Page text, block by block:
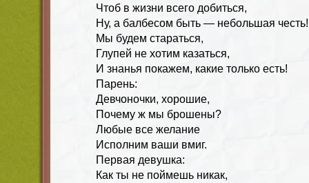
Чтоб в жизни всего добиться,
Ну, а балбесом быть — небольшая честь!
Мы будем стараться,
Глупей не хотим казаться,
И знанья покажем, какие только есть!
Парень:
Девчоночки, хорошие,
Почему ж мы брошены?
Любые все желание
Исполним ваши вмиг.
Первая девушка:
Как ты не поймешь никак,